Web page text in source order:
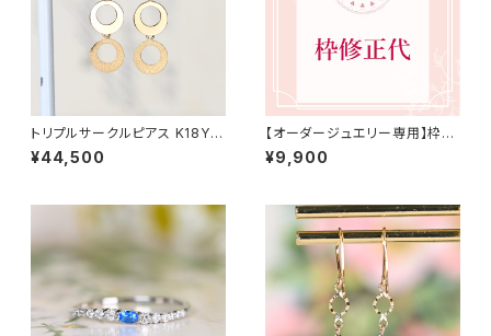
トリプルサークルピアス K18YG
（GH3203）
¥44,500
【オーダージュエリー専用】枠修
正代 9,900円（税込）
¥9,900